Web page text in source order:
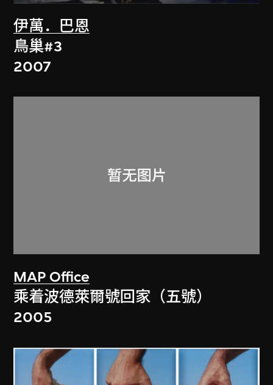
伊萬．巴恩
鳥巢#3
2007
MAP Office
乘着波德萊爾號回家（五號）
2005